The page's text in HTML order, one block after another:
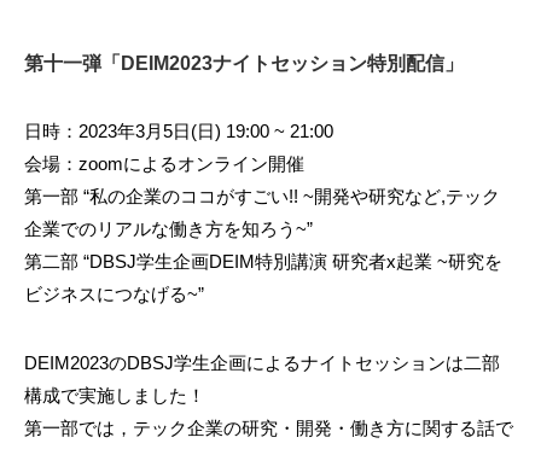
第十一弾「DEIM2023ナイトセッション特別配信」
日時：2023年3月5日(日) 19:00 ~ 21:00
会場：zoomによるオンライン開催
第一部 “私の企業のココがすごい!! ~開発や研究など,テック
企業でのリアルな働き方を知ろう~”
第二部 “DBSJ学生企画DEIM特別講演 研究者x起業 ~研究を
ビジネスにつなげる~”
DEIM2023のDBSJ学生企画によるナイトセッションは二部
構成で実施しました！
第一部では，テック企業の研究・開発・働き方に関する話で